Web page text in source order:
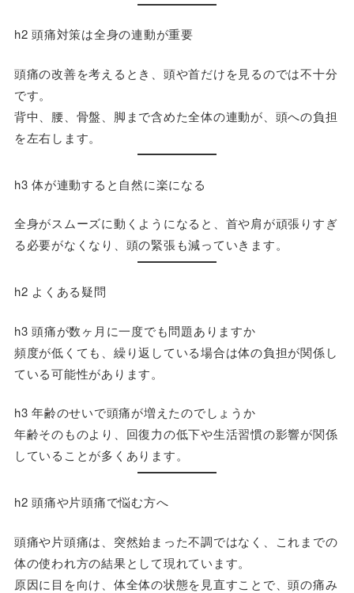
h2 頭痛対策は全身の連動が重要
頭痛の改善を考えるとき、頭や首だけを見るのでは不十分
です。
背中、腰、骨盤、脚まで含めた全体の連動が、頭への負担
を左右します。
h3 体が連動すると自然に楽になる
全身がスムーズに動くようになると、首や肩が頑張りすぎ
る必要がなくなり、頭の緊張も減っていきます。
h2 よくある疑問
h3 頭痛が数ヶ月に一度でも問題ありますか
頻度が低くても、繰り返している場合は体の負担が関係し
ている可能性があります。
h3 年齢のせいで頭痛が増えたのでしょうか
年齢そのものより、回復力の低下や生活習慣の影響が関係
していることが多くあります。
h2 頭痛や片頭痛で悩む方へ
頭痛や片頭痛は、突然始まった不調ではなく、これまでの
体の使われ方の結果として現れています。
原因に目を向け、体全体の状態を見直すことで、頭の痛み